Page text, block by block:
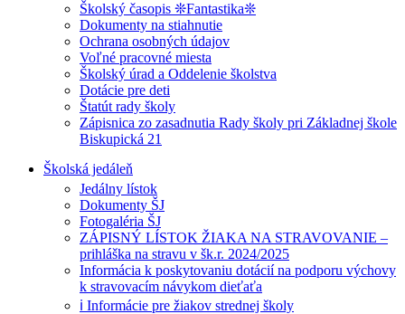
Školský časopis ❊Fantastika❊
Dokumenty na stiahnutie
Ochrana osobných údajov
Voľné pracovné miesta
Školský úrad a Oddelenie školstva
Dotácie pre deti
Štatút rady školy
Zápisnica zo zasadnutia Rady školy pri Základnej škole
Biskupická 21
Školská jedáleň
Jedálny lístok
Dokumenty ŠJ
Fotogaléria ŠJ
ZÁPISNÝ LÍSTOK ŽIAKA NA STRAVOVANIE –
prihláška na stravu v šk.r. 2024/2025
Informácia k poskytovaniu dotácií na podporu výchovy
k stravovacím návykom dieťaťa
ℹ️ Informácie pre žiakov strednej školy